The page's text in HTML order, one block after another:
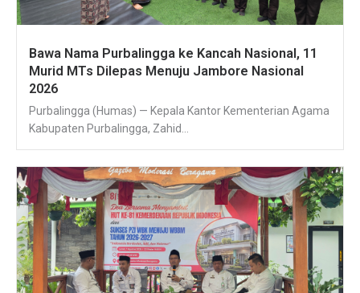
Bawa Nama Purbalingga ke Kancah Nasional, 11
Murid MTs Dilepas Menuju Jambore Nasional
2026
Purbalingga (Humas) — Kepala Kantor Kementerian Agama
Kabupaten Purbalingga, Zahid...